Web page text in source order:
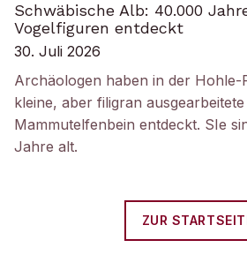
Schwäbische Alb: 40.000
Vogelfiguren entdeckt
30. Juli 2026
Archäologen haben in der Hohle-
kleine, aber filigran
Mammutelfenbein entdeckt. SIe
Jahre alt.
ZUR